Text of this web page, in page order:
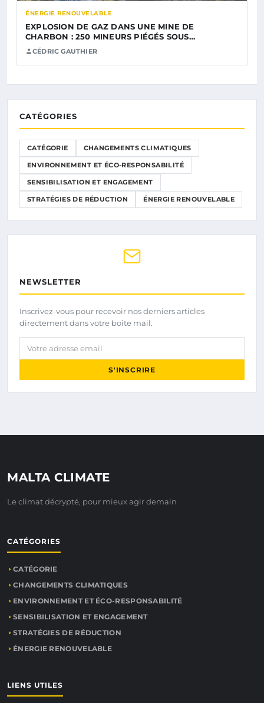
ÉNERGIE RENOUVELABLE
EXPLOSION DE GAZ DANS UNE MINE DE
CHARBON : 250 MINEURS PIÉGÉS SOUS…
CÉDRIC GAUTHIER
CATÉGORIES
CATÉGORIE CHANGEMENTS CLIMATIQUES
ENVIRONNEMENT ET ÉCO-RESPONSABILITÉ
SENSIBILISATION ET ENGAGEMENT
STRATÉGIES DE RÉDUCTION ÉNERGIE RENOUVELABLE
NEWSLETTER
Inscrivez-vous pour recevoir nos derniers articles
directement dans votre boîte mail.
Votre adresse email
S'INSCRIRE
MALTA CLIMATE
Le climat décrypté, pour mieux agir demain
CATÉGORIES
CATÉGORIE
CHANGEMENTS CLIMATIQUES
ENVIRONNEMENT ET ÉCO-RESPONSABILITÉ
SENSIBILISATION ET ENGAGEMENT
STRATÉGIES DE RÉDUCTION
ÉNERGIE RENOUVELABLE
LIENS UTILES